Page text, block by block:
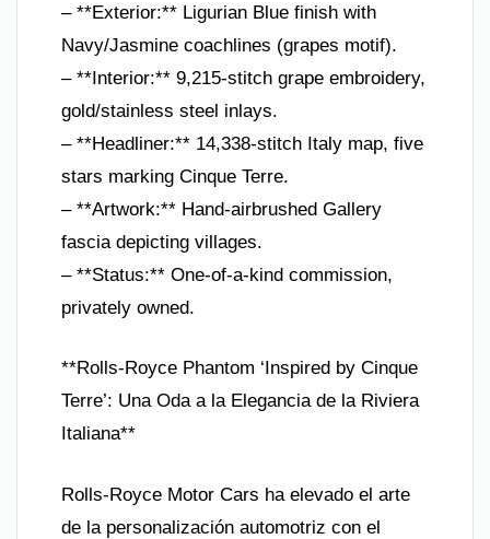
– **Exterior:** Ligurian Blue finish with
Navy/Jasmine coachlines (grapes motif).
– **Interior:** 9,215-stitch grape embroidery,
gold/stainless steel inlays.
– **Headliner:** 14,338-stitch Italy map, five
stars marking Cinque Terre.
– **Artwork:** Hand-airbrushed Gallery
fascia depicting villages.
– **Status:** One-of-a-kind commission,
privately owned.
**Rolls-Royce Phantom ‘Inspired by Cinque
Terre’: Una Oda a la Elegancia de la Riviera
Italiana**
Rolls-Royce Motor Cars ha elevado el arte
de la personalización automotriz con el